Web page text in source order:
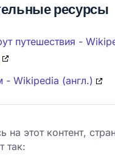
ресурсы
путешествия -
- Wikipedia (англ.)
на этот контент,
так: